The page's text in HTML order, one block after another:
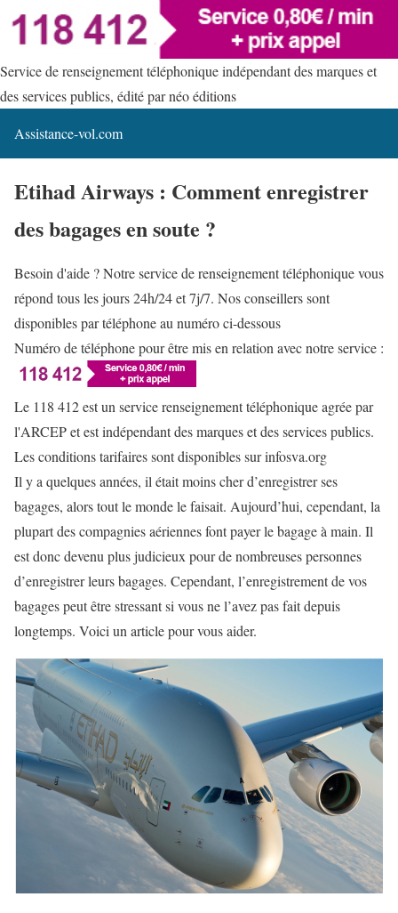
Service de renseignement téléphonique indépendant des marques et
des services publics, édité par néo éditions
Assistance-vol.com
Etihad Airways : Comment enregistrer
des bagages en soute ?
Besoin d'aide ? Notre service de renseignement téléphonique vous
répond tous les jours 24h/24 et 7j/7. Nos conseillers sont
disponibles par téléphone au numéro ci-dessous
Numéro de téléphone pour être mis en relation avec notre service :
Le 118 412 est un service renseignement téléphonique agrée par
l'ARCEP et est indépendant des marques et des services publics.
Les conditions tarifaires sont disponibles sur infosva.org
Il y a quelques années, il était moins cher d’enregistrer ses
bagages, alors tout le monde le faisait. Aujourd’hui, cependant, la
plupart des compagnies aériennes font payer le bagage à main. Il
est donc devenu plus judicieux pour de nombreuses personnes
d’enregistrer leurs bagages. Cependant, l’enregistrement de vos
bagages peut être stressant si vous ne l’avez pas fait depuis
longtemps. Voici un article pour vous aider.